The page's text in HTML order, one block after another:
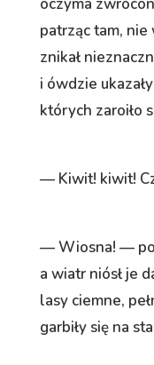
patrząc tam, nie
znikał
i ówdzie
których zaroiło
— Kiwit! kiwit!
— Wiosna! —
a wiatr niósł je
lasy ciemne,
garbiły się na